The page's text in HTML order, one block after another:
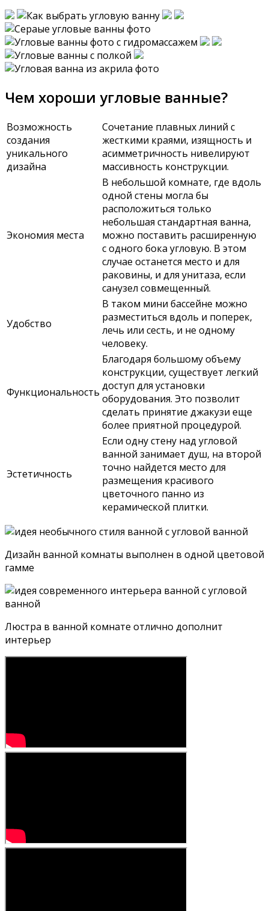
Чем хороши угловые ванные?
Возможность
создания
уникального
дизайна
Сочетание плавных линий с
жесткими краями, изящность и
асимметричность нивелируют
массивность конструкции.
Экономия места
В небольшой комнате, где вдоль
одной стены могла бы
расположиться только
небольшая стандартная ванна,
можно поставить расширенную
с одного бока угловую. В этом
случае останется место и для
раковины, и для унитаза, если
санузел совмещенный.
Удобство
В таком мини бассейне можно
разместиться вдоль и поперек,
лечь или сесть, и не одному
человеку.
Функциональность
Благодаря большому объему
конструкции, существует легкий
доступ для установки
оборудования. Это позволит
сделать принятие джакузи еще
более приятной процедурой.
Эстетичность
Если одну стену над угловой
ванной занимает душ, на второй
точно найдется место для
размещения красивого
цветочного панно из
керамической плитки.
Дизайн ванной комнаты выполнен в одной цветовой
гамме
Люстра в ванной комнате отлично дополнит
интерьер